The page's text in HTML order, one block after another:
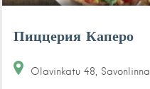
Пиццерия Каперо
Olavinkatu 48 Savonlinna